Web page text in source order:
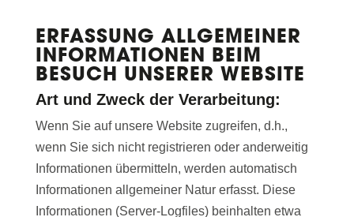
ERFASSUNG ALLGEMEINER
INFORMATIONEN BEIM
BESUCH UNSERER WEBSITE
Art und Zweck der Verarbeitung:
Wenn Sie auf unsere Website zugreifen, d.h.,
wenn Sie sich nicht registrieren oder anderweitig
Informationen übermitteln, werden automatisch
Informationen allgemeiner Natur erfasst. Diese
Informationen (Server-Logfiles) beinhalten etwa